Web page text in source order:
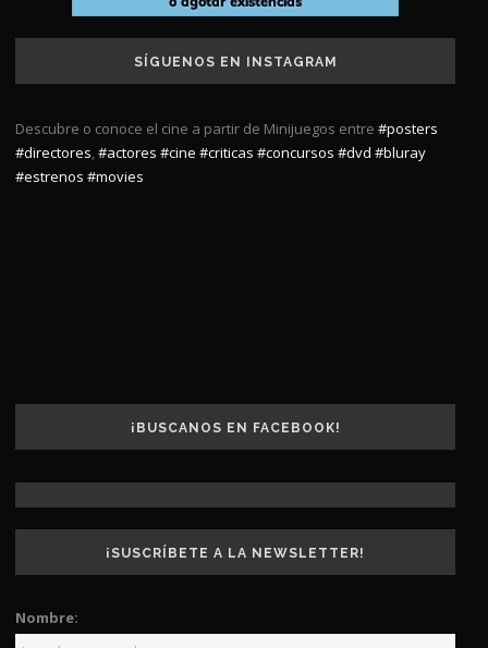
SÍGUENOS EN INSTAGRAM
Descubre o conoce el cine a partir de Minijuegos entre #posters
#directores,#actores #cine #criticas #concursos #dvd #bluray
#estrenos #movies
¡BUSCANOS EN FACEBOOK!
¡SUSCRÍBETE A LA NEWSLETTER!
Nombre: